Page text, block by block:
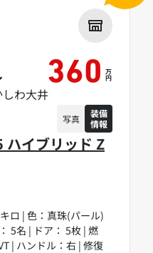
ハイブリッド Z
ロ | 色：真珠(パール)
5名 | ドア： 5枚 | 燃
| ハンドル：右 | 修復
360 万
円
わ大井
写真
装備
情報